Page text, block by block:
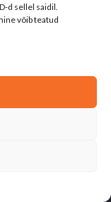
d sellel saidil.
võib teatud